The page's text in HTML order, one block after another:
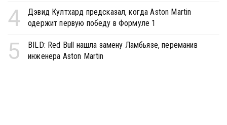
4
Дэвид Култхард предсказал, когда Aston Martin
одержит первую победу в Формуле 1
5
BILD: Red Bull нашла замену Ламбьязе, переманив
инженера Aston Martin